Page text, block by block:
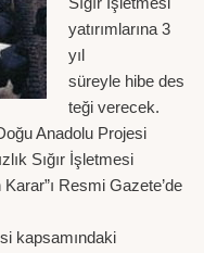
yatırımlarına 3
yıl
süreyle hibe des
teği verecek.
Anadolu Projesi
Sığır İşletmesi
Resmi Gazete’de
kapsamındaki